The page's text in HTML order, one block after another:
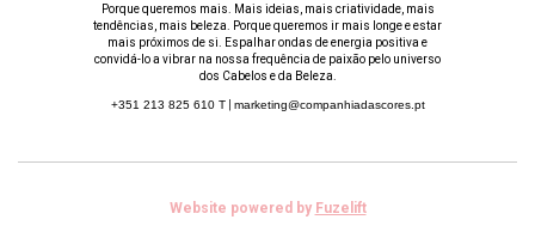
Porque queremos mais. Mais ideias, mais criatividade, mais
tendências, mais beleza. Porque queremos ir mais longe e estar
mais próximos de si. Espalhar ondas de energia positiva e
convidá-lo a vibrar na nossa frequência de paixão pelo universo
dos Cabelos e da Beleza.
+351 213 825 610 T| marketing@companhiadascores.pt
Website powered by Fuzelift